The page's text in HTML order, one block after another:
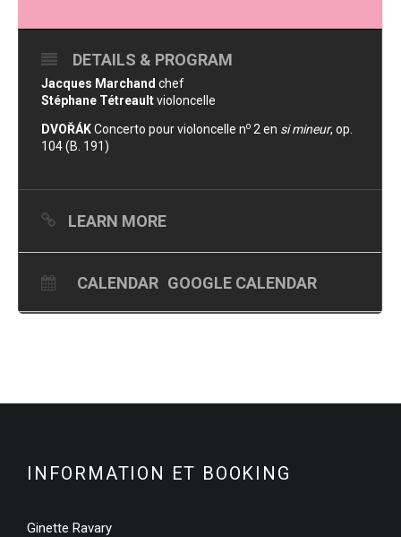
DETAILS & PROGRAM
Jacques Marchand chef
Stéphane Tétreaultvioloncelle
DVOŘÁKConcerto pour violoncelle no 2 en si mineur, op.
104 (B. 191)
LEARN MORE
CALENDAR GOOGLE CALENDAR
INFORMATION ET BOOKING
Ginette Ravary